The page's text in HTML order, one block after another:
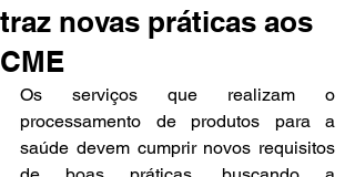
traz novas práticas aos
CME
Os serviços que realizam o
processamento de produtos para a
saúde devem cumprir novos requisitos